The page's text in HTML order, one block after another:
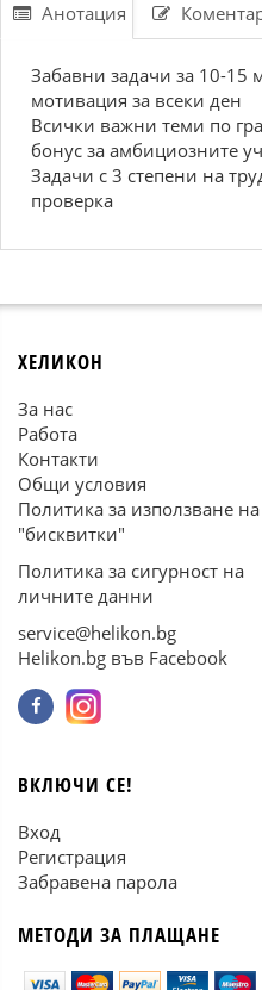
Анотация
Забавни задачи за 10-15
мотивация за всеки ден
Всички важни теми по
бонус за амбициозните
Задачи с 3 степени на
проверка
ХЕЛИКОН
За нас
Работа
Контакти
Общи условия
Политика за използване на
"бисквитки"
Политика за сигурност на
личните данни
service@helikon.bg
Helikon.bg във Facebook
ВКЛЮЧИ СЕ!
Вход
Регистрация
Забравена парола
МЕТОДИ ЗА ПЛАЩАНЕ